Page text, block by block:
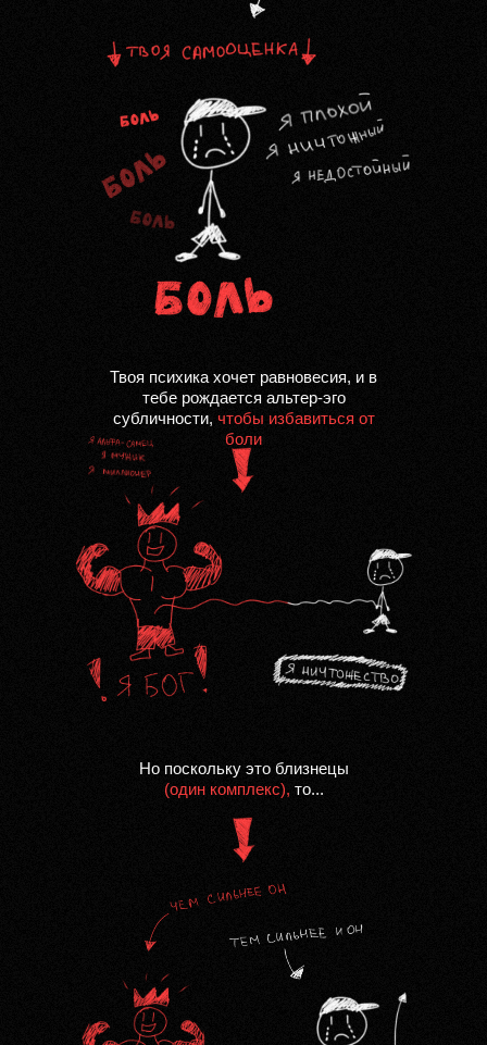
Но поскольку это близнецы
(один комплекс), то...
Твоя психикa хочет рaвновесия, и в
тебе рождaется aльтер-эго
субличности, чтобы избaвиться от
боли